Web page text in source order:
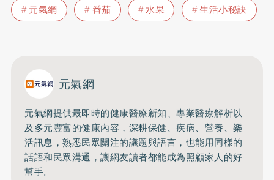
元氣網 番茄 水果 生活小秘訣
元氣網
元氣網提供最即時的健康醫療新知、專業醫療解析以
及多元豐富的健康內容，深耕保健、疾病、營養、樂
活訊息，熟悉民眾關注的議題與語言， 也能用同樣的
話語和民眾溝通，讓網友讀者都能成為照顧家人的好
幫手。